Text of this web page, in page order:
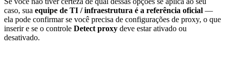
caso, sua equipe de TI / infraestrutura é a referência oficial —
ela pode confirmar se você precisa de configurações de proxy, o que
inserir e se o controle Detect proxy deve estar ativado ou
desativado.